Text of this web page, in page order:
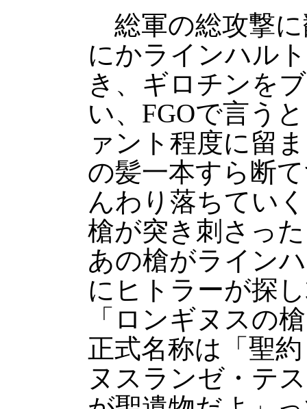
総軍の総攻撃
にかラインハル
き、ギロチンを
い、FGOで言う
ァント程度に留
の髪一本すら断
んわり落ちてい
槍が突き刺さっ
あの槍がライン
にヒトラーが探
「ロンギヌスの
正式名称は「聖
ヌスランゼ・テ